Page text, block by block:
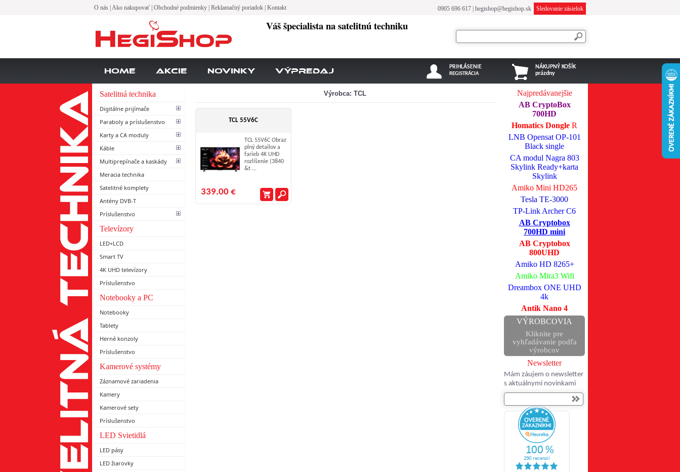
O nás Ako nakupovať Obchodné podmienky Reklamačný poriadok Kontakt 0905 696 617 hegishop@hegishop.sk Sledovanie zásielok
Váš špecialista na satelitnú techniku
Home Akcie Novinky Výpredaj
NÁKUPNÝ KOŠÍK
prázdny
PRIHLÁSENIE
REGISTRÁCIA
Satelitná technika
Digitálne prijímače
Paraboly a príslušenstvo
Karty a CA moduly
Káble
Multiprepínače a kaskády
Meracia technika
Satelitné komplety
Antény DVB-T
Príslušenstvo
Televízory
LED+LCD
Smart TV
4K UHD televízory
Príslušenstvo
Notebooky a PC
Notebooky
Tablety
Herné konzoly
Príslušenstvo
Kamerové systémy
Záznamové zariadenia
Kamery
Kamerové sety
Príslušenstvo
LED Svietidlá
LED pásy
LED žiarovky
Výrobca: TCL
TCL 55V6C
TCL 55V6C Obraz
plný detailov a
farieb 4K UHD
rozlíšenie (3840
&t ...
339.00 €
Najpredávanejšie
AB CryptoBox
700HD
Homatics Dongle R
LNB Opensat OP-101
Black single
CA modul Nagra 803
Skylink Ready+karta
Skylink
Amiko Mini HD265
Tesla TE-3000
TP-Link Archer C6
AB Cryptobox
700HD mini
AB Cryptobox
800UHD
Amiko HD 8265+
Amiko Mira3 Wifi
Dreambox ONE UHD
4k
Antik Nano 4
VÝROBCOVIA
Kliknite pre
vyhľadávanie podľa
výrobcov
Newsletter
Mám záujem o newsletter
s aktuálnymi novinkami